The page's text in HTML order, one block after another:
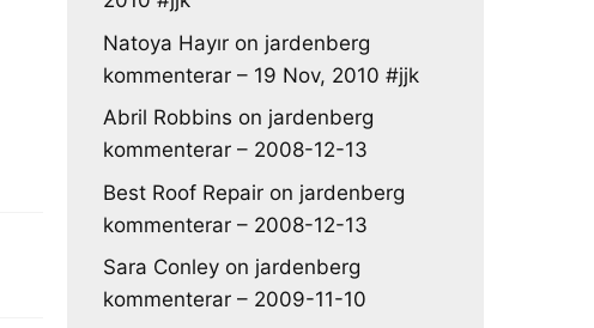
Natoya Hayır on jardenberg
kommenterar – 19 Nov, 2010 #jjk
Abril Robbins on jardenberg
kommenterar – 2008-12-13
Best Roof Repair on jardenberg
kommenterar – 2008-12-13
Sara Conley on jardenberg
kommenterar – 2009-11-10